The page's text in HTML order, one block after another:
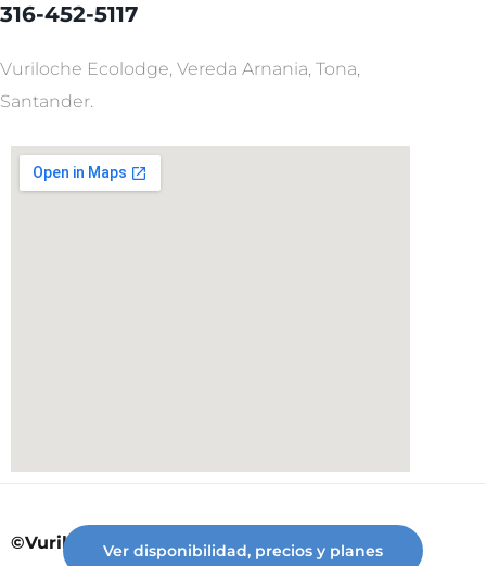
Ver disponibilidad, precios y planes
316-452-5117
Vuriloche Ecolodge, Vereda Arnania, Tona,
Santander.
©Vuriloche desde 2023